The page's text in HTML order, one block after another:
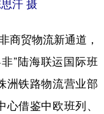
江西
湖南
重庆
汗 摄
贸物流新通道，
”陆海联运国际班
洲铁路物流营业部
借鉴中欧班列、